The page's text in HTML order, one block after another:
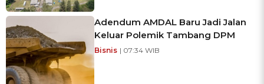
Adendum AMDAL Baru Jadi Jalan
Keluar Polemik Tambang DPM
Bisnis | 07:34 WIB